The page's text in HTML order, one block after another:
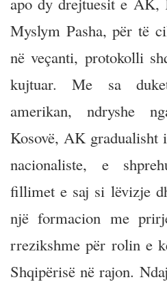
Myslym Pasha, për të
në veçanti, protokolli
kujtuar. Me sa
amerikan, ndryshe
Kosovë, AK gradualisht
nacionaliste, e
fillimet e saj si lëvizje
një formacion me
rrezikshme për rolin e
Shqipërisë në rajon.